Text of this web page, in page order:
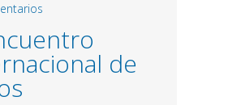
de